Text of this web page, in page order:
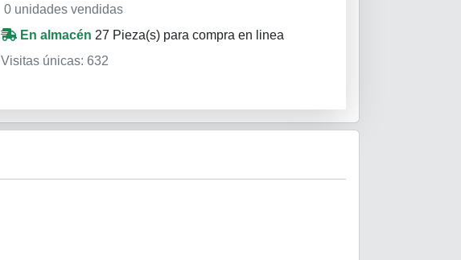
0 unidades vendidas
En almacén 27 Pieza(s) para compra en linea
Visitas únicas: 632